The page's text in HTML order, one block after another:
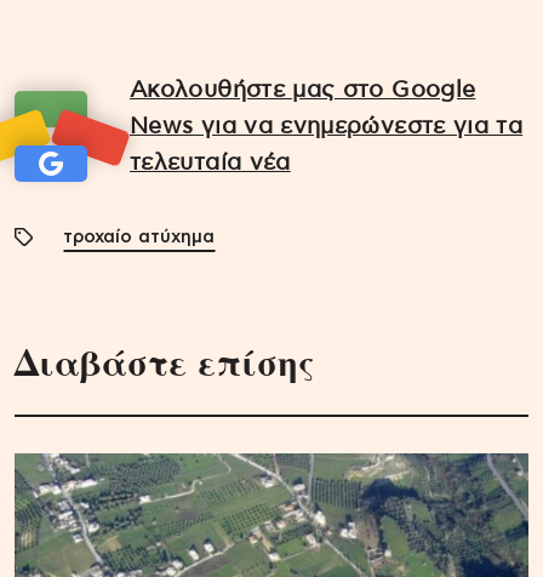
Ακολουθήστε μας στο Google
News για να ενημερώνεστε για τα
τελευταία νέα
τροχαίο ατύχημα
Διαβάστε επίσης